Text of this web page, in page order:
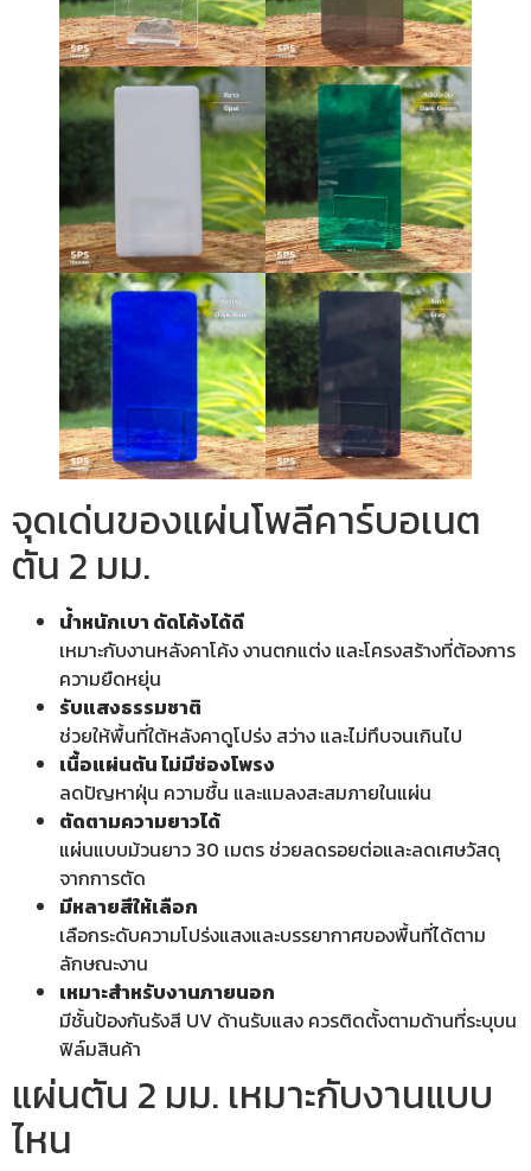
จุดเด่นของแผ่นโพลีคาร์บอเนต
ตัน 2 มม.
น้ำหนักเบา ดัดโค้งได้ดี
เหมาะกับงานหลังคาโค้ง งานตกแต่ง และโครงสร้างที่ต้องการ
ความยืดหยุ่น
รับแสงธรรมชาติ
ช่วยให้พื้นที่ใต้หลังคาดูโปร่ง สว่าง และไม่ทึบจนเกินไป
เนื้อแผ่นตัน ไม่มีช่องโพรง
ลดปัญหาฝุ่น ความชื้น และแมลงสะสมภายในแผ่น
ตัดตามความยาวได้
แผ่นแบบม้วนยาว 30 เมตร ช่วยลดรอยต่อและลดเศษวัสดุ
จากการตัด
มีหลายสีให้เลือก
เลือกระดับความโปร่งแสงและบรรยากาศของพื้นที่ได้ตาม
ลักษณะงาน
เหมาะสำหรับงานภายนอก
มีชั้นป้องกันรังสี UV ด้านรับแสง ควรติดตั้งตามด้านที่ระบุบน
ฟิล์มสินค้า
แผ่นตัน 2 มม. เหมาะกับงานแบบ
ไหน